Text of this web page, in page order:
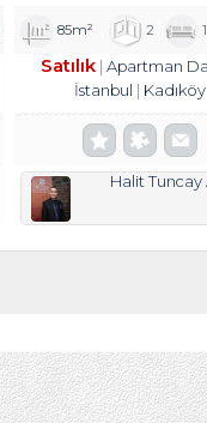
85m² 2 1
Satılık Apartman
İstanbul
Kadıköy
Halit Tuncay